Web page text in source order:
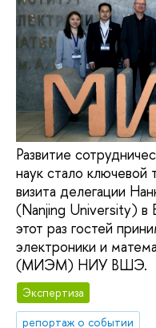
Развитие
наук стало
визита делегации
(Nanjing University) в
этот раз гостей
электроники и
(МИЭМ) НИУ ВШЭ.
Экспертиза
репортаж о событии